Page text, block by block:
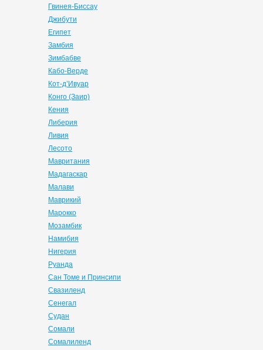
Гвинея-Биссау
Джибути
Египет
Замбия
Зимбабве
Кабо-Верде
Кот-д’Ивуар
Конго (Заир)
Кения
Либерия
Ливия
Лесото
Мавритания
Мадагаскар
Малави
Маврикий
Марокко
Мозамбик
Намибия
Нигерия
Руанда
Сан Томе и Принсипи
Свазиленд
Сенегал
Судан
Сомали
Сомалиленд